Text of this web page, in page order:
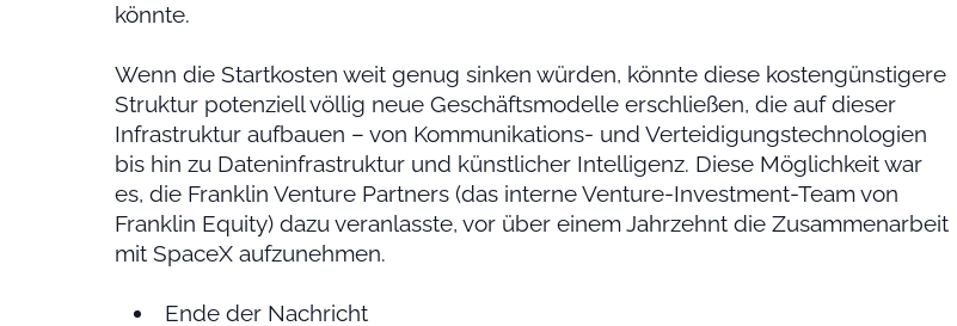
könnte.
Wenn die Startkosten weit genug sinken würden, könnte diese kostengünstigere
Struktur potenziell völlig neue Geschäftsmodelle erschließen, die auf dieser
Infrastruktur aufbauen – von Kommunikations- und Verteidigungstechnologien
bis hin zu Dateninfrastruktur und künstlicher Intelligenz. Diese Möglichkeit war
es, die Franklin Venture Partners (das interne Venture-Investment-Team von
Franklin Equity) dazu veranlasste, vor über einem Jahrzehnt die Zusammenarbeit
mit SpaceX aufzunehmen.
Ende der Nachricht